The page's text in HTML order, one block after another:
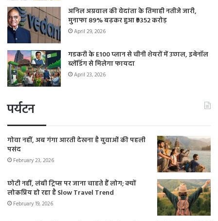
अनिल अग्रवाल की वेदांता के तिमाही नतीजे जारी,
मुनाफा 89% बढ़कर हुआ ₹9352 करोड़
April 29, 2026
गडकरी के E100 प्लान से चीनी शेयरों में उछाल, इथेनॉल
ब्लेंडिंग से मिलेगा फायदा
April 23, 2026
पर्यटन
गोवा नहीं, अब गंगा आरती देखना है युवाओं की पहली
पसंद
February 23, 2026
छोटी नहीं, लंबी ट्रिप्स पर जाना चाहते हैं लोग; क्यों
लोकप्रिय हो रहा है Slow Travel Trend
February 19, 2026